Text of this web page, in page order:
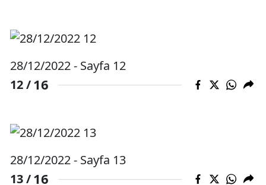
Bayburt
Şırnak
28/12/2022 - Sayfa 12
12 /16
28/12/2022 - Sayfa 13
13 /16